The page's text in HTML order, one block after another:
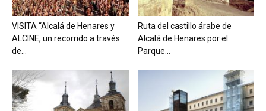
VISITA “Alcalá de Henares y
ALCINE, un recorrido a través
de...
Ruta del castillo árabe de
Alcalá de Henares por el
Parque...